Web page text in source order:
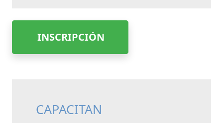
INSCRIPCIÓN
CAPACITAN